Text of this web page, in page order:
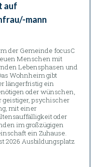
auf
mann
der Gemeinde focusC
Menschen mit
Lebensphasen und
Wohnheim gibt
längerfristig ein
oder wünschen,
psychischer
mit einer
oder
im großzügigen
ein Zuhause.
2026 Ausbildungsplatz